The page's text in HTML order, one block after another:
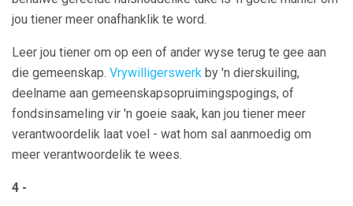
jou tiener meer onafhanklik te word.
Leer jou tiener om op een of ander wyse terug te gee aan
die gemeenskap. Vrywilligerswerk by 'n dierskuiling,
deelname aan gemeenskapsopruimingspogings, of
fondsinsameling vir 'n goeie saak, kan jou tiener meer
verantwoordelik laat voel - wat hom sal aanmoedig om
meer verantwoordelik te wees.
4 -